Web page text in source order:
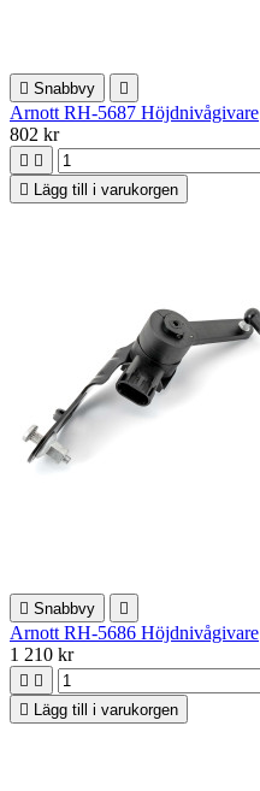
 Snabbvy 
Arnott RH-5687 Höjdnivågivare
802 kr
 

Lägg till i varukorgen
 Snabbvy 
Arnott RH-5686 Höjdnivågivare
1 210 kr
 

Lägg till i varukorgen